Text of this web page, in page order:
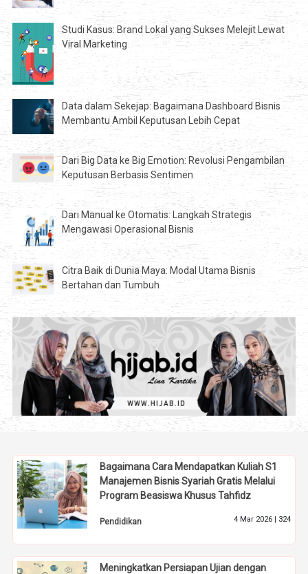
Studi Kasus: Brand Lokal yang Sukses Melejit Lewat
Viral Marketing
Data dalam Sekejap: Bagaimana Dashboard Bisnis
Membantu Ambil Keputusan Lebih Cepat
Dari Big Data ke Big Emotion: Revolusi Pengambilan
Keputusan Berbasis Sentimen
Dari Manual ke Otomatis: Langkah Strategis
Mengawasi Operasional Bisnis
Citra Baik di Dunia Maya: Modal Utama Bisnis
Bertahan dan Tumbuh
Bagaimana Cara Mendapatkan Kuliah S1
Manajemen Bisnis Syariah Gratis Melalui
Program Beasiswa Khusus Tahfidz
Pendidikan 4 Mar 2026 | 324
Meningkatkan Persiapan Ujian dengan